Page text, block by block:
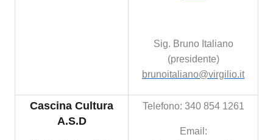
Sig. Bruno Italiano
(presidente)
brunoitaliano@virgilio.it
Cascina Cultura
A.S.D
Telefono: 340 854 1261
Email: